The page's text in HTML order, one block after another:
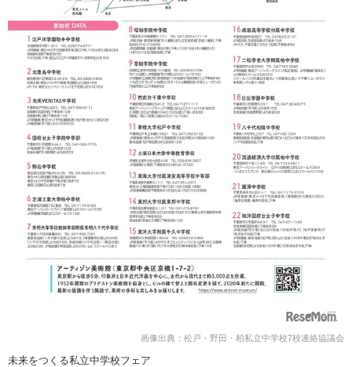
画像出典：松戸・野田・柏私立中学校7校連絡協議会
未来をつくる私立中学校フェア